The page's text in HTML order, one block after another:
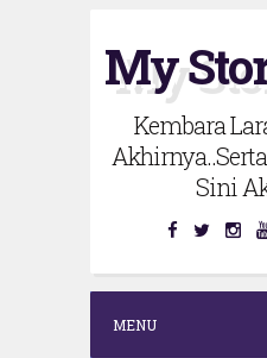
o
My
Kembara
Sini
MENU